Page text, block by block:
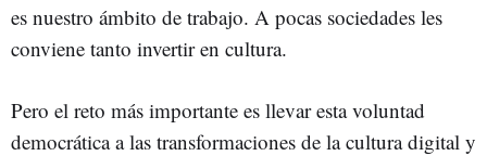
es nuestro ámbito de trabajo. A pocas sociedades les
conviene tanto invertir en cultura.
Pero el reto más importante es llevar esta voluntad
democrática a las transformaciones de la cultura digital y